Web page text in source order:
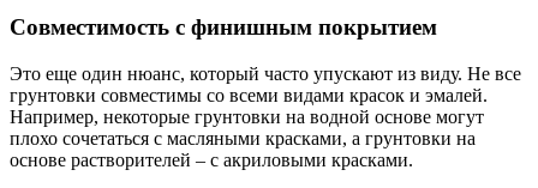
Совместимость с финишным покрытием
Это еще один нюанс, который часто упускают из виду. Не все
грунтовки совместимы со всеми видами красок и эмалей.
Например, некоторые грунтовки на водной основе могут
плохо сочетаться с масляными красками, а грунтовки на
основе растворителей – с акриловыми красками.